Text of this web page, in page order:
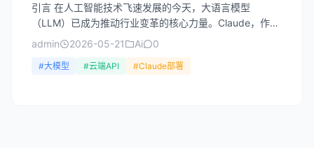
引言 在人工智能技术飞速发展的今天，大语言模型
（LLM）已成为推动行业变革的核心力量。Claude，作为
Anthropic公司研发的先进AI助手，凭借其强大的自...
admin 2026-05-21 Ai 0
#大模型 #云端API #Claude部署